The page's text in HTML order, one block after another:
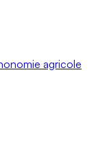
agricole